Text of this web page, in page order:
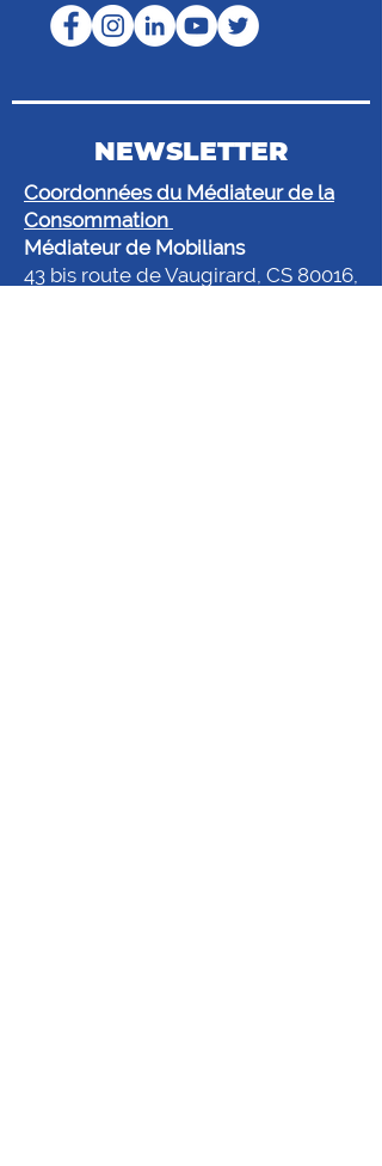
NEWSLETTER
Coordonnées du Médiateur de la
Consommation
Médiateur de Mobilians
43 bis route de Vaugirard, CS 80016,